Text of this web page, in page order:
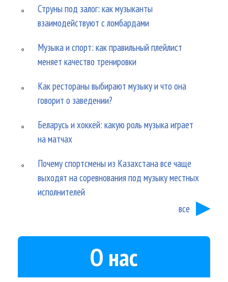
Струны под залог: как музыканты
взаимодействуют с ломбардами
Музыка и спорт: как правильный плейлист
меняет качество тренировки
Как рестораны выбирают музыку и что она
говорит о заведении?
Беларусь и хоккей: какую роль музыка играет
на матчах
Почему спортсмены из Казахстана все чаще
выходят на соревнования под музыку местных
исполнителей
все
О нас